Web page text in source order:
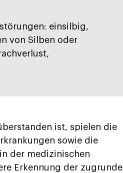
einsilbig,
von Silben oder
ist, spielen die
sowie die
der medizinischen
Erkennung der zugrunde